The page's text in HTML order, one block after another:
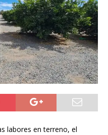
labores en terreno, el